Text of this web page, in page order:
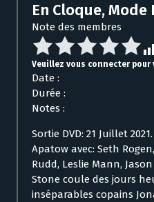
En Cloque, Mode
Note des membres
Veuillez vous connecter pour
Date :
Durée :
Notes :
Sortie DVD: 21 Juillet
Apatow avec: Seth
Rudd, Leslie Mann,
Stone coule des jours
inséparables copains